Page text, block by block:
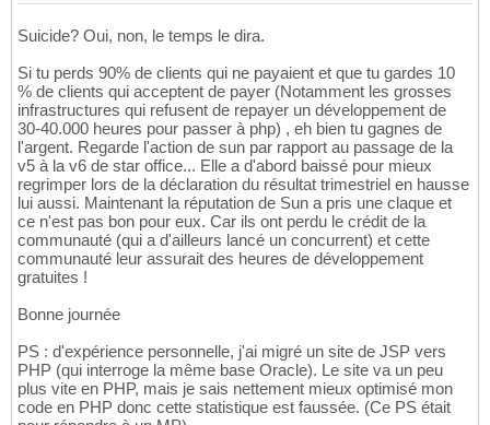
Suicide? Oui, non, le temps le dira.
Si tu perds 90% de clients qui ne payaient et que tu gardes 10
% de clients qui acceptent de payer (Notamment les grosses
infrastructures qui refusent de repayer un développement de
30-40.000 heures pour passer à php) , eh bien tu gagnes de
l'argent. Regarde l'action de sun par rapport au passage de la
v5 à la v6 de star office... Elle a d'abord baissé pour mieux
regrimper lors de la déclaration du résultat trimestriel en hausse
lui aussi. Maintenant la réputation de Sun a pris une claque et
ce n'est pas bon pour eux. Car ils ont perdu le crédit de la
communauté (qui a d'ailleurs lancé un concurrent) et cette
communauté leur assurait des heures de développement
gratuites !
Bonne journée
PS : d'expérience personnelle, j'ai migré un site de JSP vers
PHP (qui interroge la même base Oracle). Le site va un peu
plus vite en PHP, mais je sais nettement mieux optimisé mon
code en PHP donc cette statistique est faussée. (Ce PS était